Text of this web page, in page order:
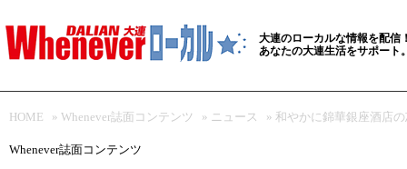
大連のローカルな情報を配信
あなたの大連生活をサポート
HOME » Whenever誌面コンテンツ » ニュース » 和やかに錦華銀座酒店
Whenever誌面コンテンツ